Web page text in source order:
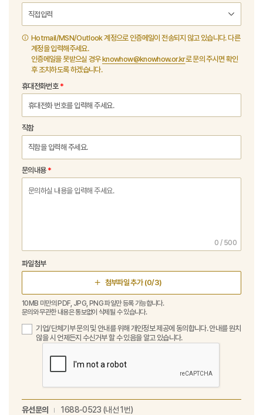
Hotmail/MSN/Outlook 계정으로 인증메일이 전송되지 않고 있습니다. 다른
계정을 입력해주세요.
인증메일을 못받으실 경우knowhow@knowhow.or.kr로 문의 주시면 확인
후 조치하도록 하겠습니다.
휴대전화번호
직함
문의내용
0 / 500
파일첨부
첨부파일 추가 (0/3)
10MB 미만의 PDF, JPG, PNG 파일만 등록 가능합니다.
문의와 무관한 내용은 통보없이 삭제될 수 있습니다.
기업/단체기부 문의 및 안내를 위해 개인정보 제공에 동의합니다. 안내를 원치
않을 시 언제든지 수신거부 할 수 있음을 알고 있습니다.
유선문의
1688-0523 (내선 1번)